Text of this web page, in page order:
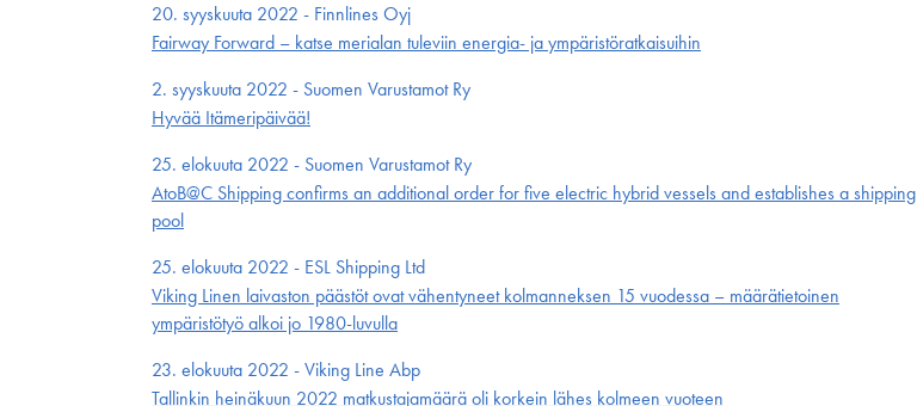
20. syyskuuta 2022 - Finnlines Oyj
Fairway Forward – katse merialan tuleviin energia- ja ympäristö­ratkaisuihin
2. syyskuuta 2022 - Suomen Varustamot Ry
Hyvää Itämeripäivää!
25. elokuuta 2022 - Suomen Varustamot Ry
AtoB@C Shipping confirms an additional order for five electric hybrid vessels and establishes a shipping
pool
25. elokuuta 2022 - ESL Shipping Ltd
Viking Linen laivaston päästöt ovat vähentyneet kolmanneksen 15 vuodessa – määrätietoinen
ympäristötyö alkoi jo 1980-luvulla
23. elokuuta 2022 - Viking Line Abp
Tallinkin heinäkuun 2022 matkustajamäärä oli korkein lähes kolmeen vuoteen